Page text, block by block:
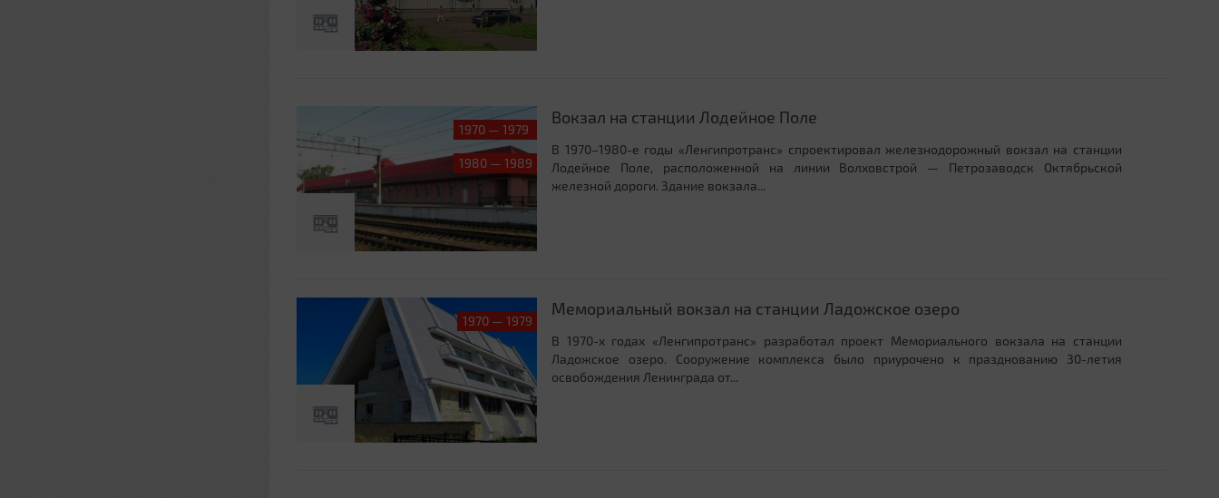
1970 — 1979
1980 — 1989
Вокзал на станции Лодейное Поле
В 1970–1980-е годы «Ленгипротранс» спроектировал железнодорожный вокзал на станции
Лодейное Поле, расположенной на линии Волховстрой — Петрозаводск Октябрьской
железной дороги. Здание вокзала...
1970 — 1979
Мемориальный вокзал на станции Ладожское озеро
В 1970-х годах «Ленгипротранс» разработал проект Мемориального вокзала на станции
Ладожское озеро. Сооружение комплекса было приурочено к празднованию 30-летия
освобождения Ленинграда от...